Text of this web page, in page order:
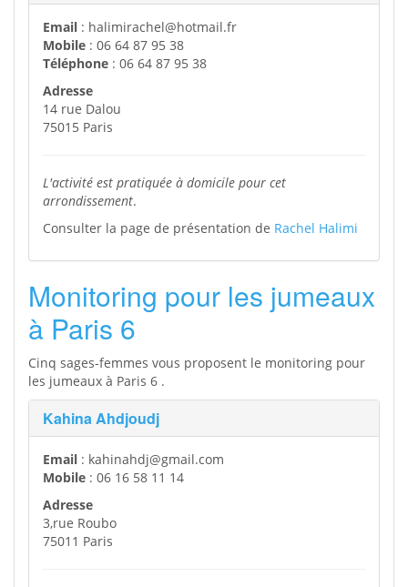
Email : halimirachel@hotmail.fr
Mobile : 06 64 87 95 38
Téléphone : 06 64 87 95 38
Adresse
14 rue Dalou
75015 Paris
L'activité est pratiquée à domicile pour cet
arrondissement.
Consulter la page de présentation de Rachel Halimi
Monitoring pour les jumeaux
à Paris 6
Cinq sages-femmes vous proposent le monitoring pour
les jumeaux à Paris 6 .
Kahina Ahdjoudj
Email : kahinahdj@gmail.com
Mobile : 06 16 58 11 14
Adresse
3,rue Roubo
75011 Paris